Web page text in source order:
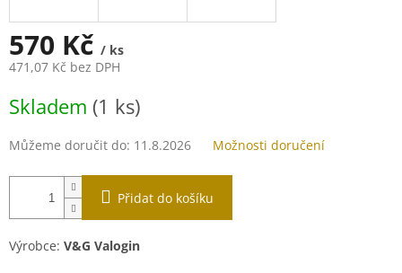
570 Kč / ks
471,07 Kč bez DPH
cena:
Skladem (1 ks)
Můžeme doručit do: 11.8.2026 Možnosti doručení
Přidat do košíku
Výrobce: V&G Valogin